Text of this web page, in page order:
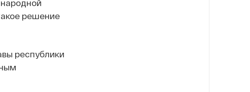
решение
республики